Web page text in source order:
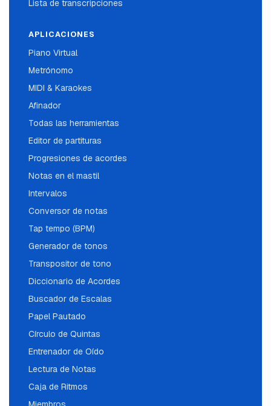
Lista de transcripciones
APLICACIONES
Piano Virtual
Metrónomo
MIDI & Karaokes
Afinador
Todas las herramientas
Editor de partituras
Progresiones de acordes
Notas en el mastil
Intervalos
Conversor de notas
Tap tempo (BPM)
Generador de tonos
Transpositor de tono
Diccionario de Acordes
Buscador de Escalas
Papel Pautado
Círculo de Quintas
Entrenador de Oído
Lectura de Notas
Caja de Ritmos